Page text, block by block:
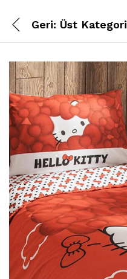
Geri: Üst Kategori